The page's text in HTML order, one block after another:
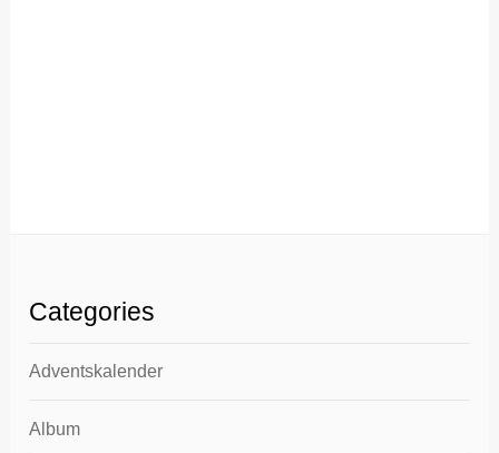
Categories
Adventskalender
Album